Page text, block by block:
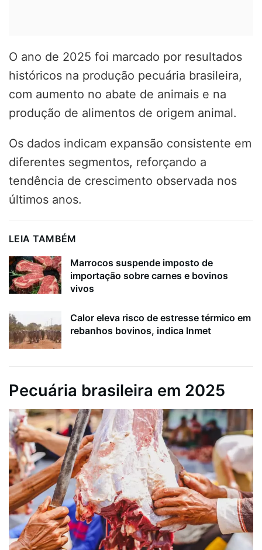
O ano de 2025 foi marcado por resultados
históricos na produção pecuária brasileira,
com aumento no abate de animais e na
produção de alimentos de origem animal.
Os dados indicam expansão consistente em
diferentes segmentos, reforçando a
tendência de crescimento observada nos
últimos anos.
LEIA TAMBÉM
Marrocos suspende imposto de
importação sobre carnes e bovinos
vivos
Calor eleva risco de estresse térmico em
rebanhos bovinos, indica Inmet
Pecuária brasileira em 2025